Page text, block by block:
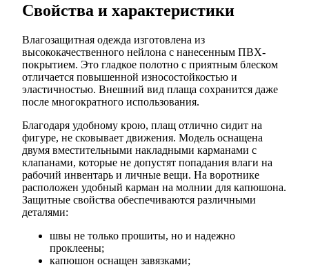
Свойства и характеристики
Влагозащитная одежда изготовлена из
высококачественного нейлона с нанесенным ПВХ-
покрытием. Это гладкое полотно с приятным блеском
отличается повышенной износостойкостью и
эластичностью. Внешний вид плаща сохранится даже
после многократного использования.
Благодаря удобному крою, плащ отлично сидит на
фигуре, не сковывает движения. Модель оснащена
двумя вместительными накладными карманами с
клапанами, которые не допустят попадания влаги на
рабочий инвентарь и личные вещи. На воротнике
расположен удобный карман на молнии для капюшона.
Защитные свойства обеспечиваются различными
деталями:
швы не только прошиты, но и надежно
проклеены;
капюшон оснащен завязками;